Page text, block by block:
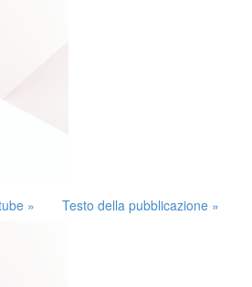
» Testo della pubblicazione »